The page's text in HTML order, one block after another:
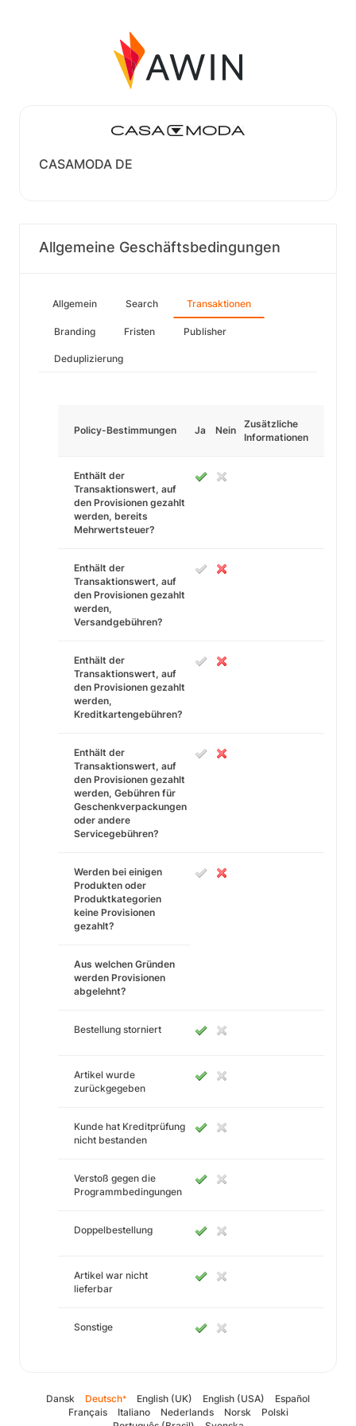
CASAMODA DE
Allgemeine Geschäftsbedingungen
Allgemein Search Transaktionen
Branding Fristen Publisher
Deduplizierung
Policy-Bestimmungen Ja Nein
Zusätzliche
Informationen
Enthält der
Transaktionswert, auf
den Provisionen gezahlt
werden, bereits
Mehrwertsteuer?
Enthält der
Transaktionswert, auf
den Provisionen gezahlt
werden,
Versandgebühren?
Enthält der
Transaktionswert, auf
den Provisionen gezahlt
werden,
Kreditkartengebühren?
Enthält der
Transaktionswert, auf
den Provisionen gezahlt
werden, Gebühren für
Geschenkverpackungen
oder andere
Servicegebühren?
Werden bei einigen
Produkten oder
Produktkategorien
keine Provisionen
gezahlt?
Aus welchen Gründen
werden Provisionen
abgelehnt?
Bestellung storniert
Artikel wurde
zurückgegeben
Kunde hat Kreditprüfung
nicht bestanden
Verstoß gegen die
Programmbedingungen
Doppelbestellung
Artikel war nicht
lieferbar
Sonstige
Dansk Deutsch* English (UK) English (USA)
Español
Français
Italiano Nederlands Norsk
Polski